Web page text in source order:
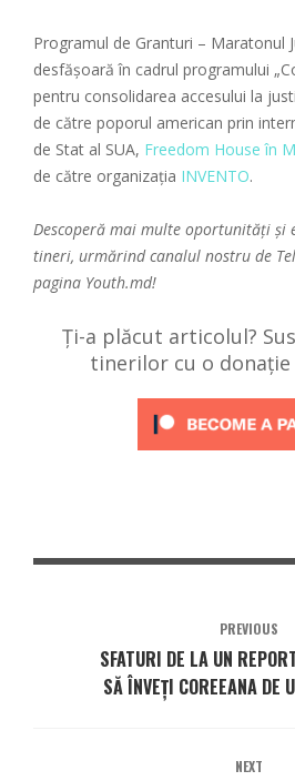
Programul de Granturi – Maratonul
desfășoară în cadrul programului
pentru consolidarea accesului la
de către poporul american prin
de Stat al SUA, Freedom House în
de către organizația INVENTO.
Descoperă mai multe oportunități și
tineri, urmărind canalul nostru de
pagina Youth.md!
Ți-a plăcut articolul?
tinerilor cu o donație
PREVIOUS
SFATURI DE LA UN
SĂ ÎNVEȚI COREEANA DE
NEXT